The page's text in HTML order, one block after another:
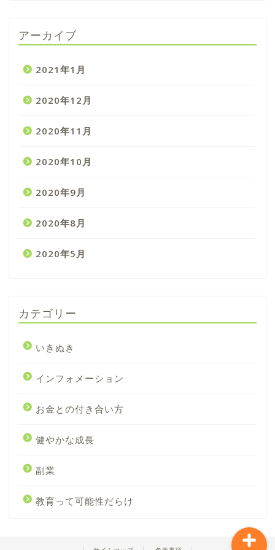
アーカイブ
2021年1月
2020年12月
2020年11月
2020年10月
2020年9月
2020年8月
2020年5月
カテゴリー
いきぬき
インフォメーション
お金との付き合い方
健やかな成長
副業
教育って可能性だらけ
プライバシーポリシー